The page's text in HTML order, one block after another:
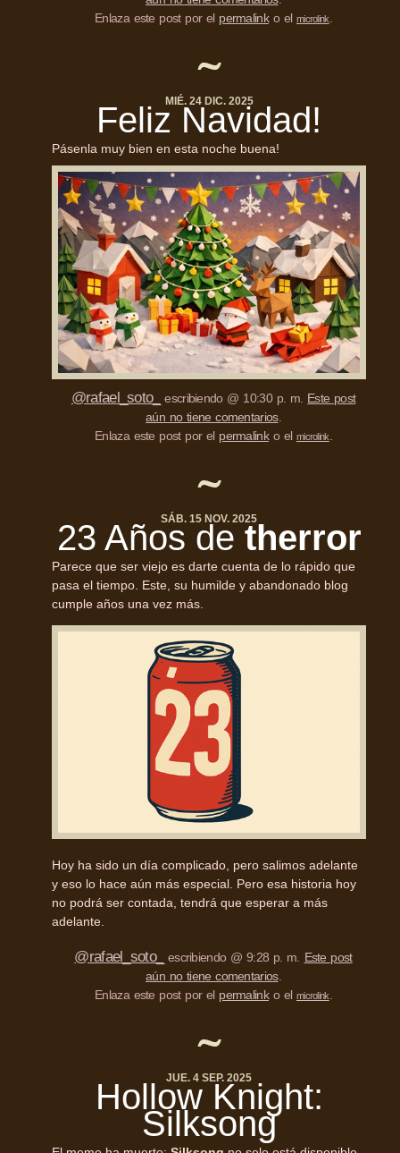
Enlaza este post por el permalinko el microlink
MIÉ. 24 DIC. 2025
Feliz Navidad!
Pásenla muy bien en esta noche buena!
@rafael_soto_ escribiendo @ 10:30 p. m. Este post
aún no tiene comentarios.
Enlaza este post por el permalinko el microlink
SÁB. 15 NOV. 2025
23 Años de therror
Parece que ser viejo es darte cuenta de lo rápido que
pasa el tiempo. Este, su humilde y abandonado blog
cumple años una vez más.
Hoy ha sido un día complicado, pero salimos adelante
y eso lo hace aún más especial. Pero esa historia hoy
no podrá ser contada, tendrá que esperar a más
adelante.
@rafael_soto_ escribiendo @ 9:28 p. m. Este post
aún no tiene comentarios.
Enlaza este post por el permalinko el microlink.
JUE. 4 SEP. 2025
Hollow Knight:
Silksong